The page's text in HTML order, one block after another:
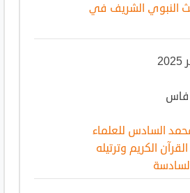
النبوي الشريف في
فاس
السادس للعلماء
الكريم وترتيله